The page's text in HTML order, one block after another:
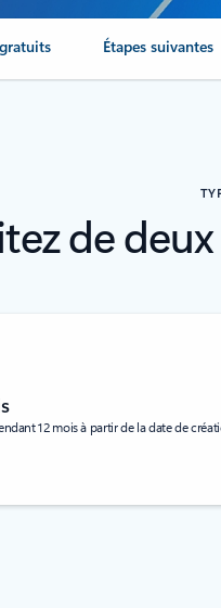
Étapes suivantes
de
12 mois à partir de la date de